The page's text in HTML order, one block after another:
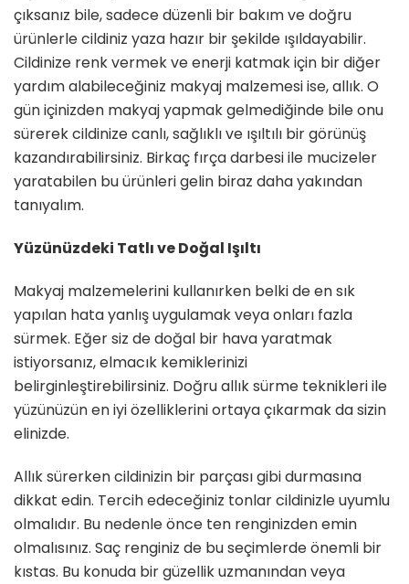
çıksanız bile, sadece düzenli bir bakım ve doğru
ürünlerle cildiniz yaza hazır bir şekilde ışıldayabilir.
Cildinize renk vermek ve enerji katmak için bir diğer
yardım alabileceğiniz makyaj malzemesi ise, allık. O
gün içinizden makyaj yapmak gelmediğinde bile onu
sürerek cildinize canlı, sağlıklı ve ışıltılı bir görünüş
kazandırabilirsiniz. Birkaç fırça darbesi ile mucizeler
yaratabilen bu ürünleri gelin biraz daha yakından
tanıyalım.
Yüzünüzdeki Tatlı ve Doğal Işıltı
Makyaj malzemelerini kullanırken belki de en sık
yapılan hata yanlış uygulamak veya onları fazla
sürmek. Eğer siz de doğal bir hava yaratmak
istiyorsanız, elmacık kemiklerinizi
belirginleştirebilirsiniz. Doğru allık sürme teknikleri ile
yüzünüzün en iyi özelliklerini ortaya çıkarmak da sizin
elinizde.
Allık sürerken cildinizin bir parçası gibi durmasına
dikkat edin. Tercih edeceğiniz tonlar cildinizle uyumlu
olmalıdır. Bu nedenle önce ten renginizden emin
olmalısınız. Saç renginiz de bu seçimlerde önemli bir
kıstas. Bu konuda bir güzellik uzmanından veya